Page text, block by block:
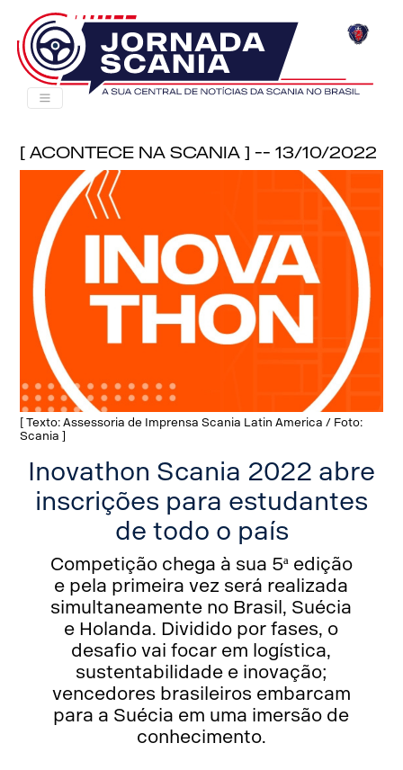
[ Acontece na Scania ] -- 13/10/2022
[ Texto: Assessoria de Imprensa Scania Latin America / Foto:
Scania ]
Inovathon Scania 2022 abre
inscrições para estudantes
de todo o país
Competição chega à sua 5ª edição
e pela primeira vez será realizada
simultaneamente no Brasil, Suécia
e Holanda. Dividido por fases, o
desafio vai focar em logística,
sustentabilidade e inovação;
vencedores brasileiros embarcam
para a Suécia em uma imersão de
conhecimento.